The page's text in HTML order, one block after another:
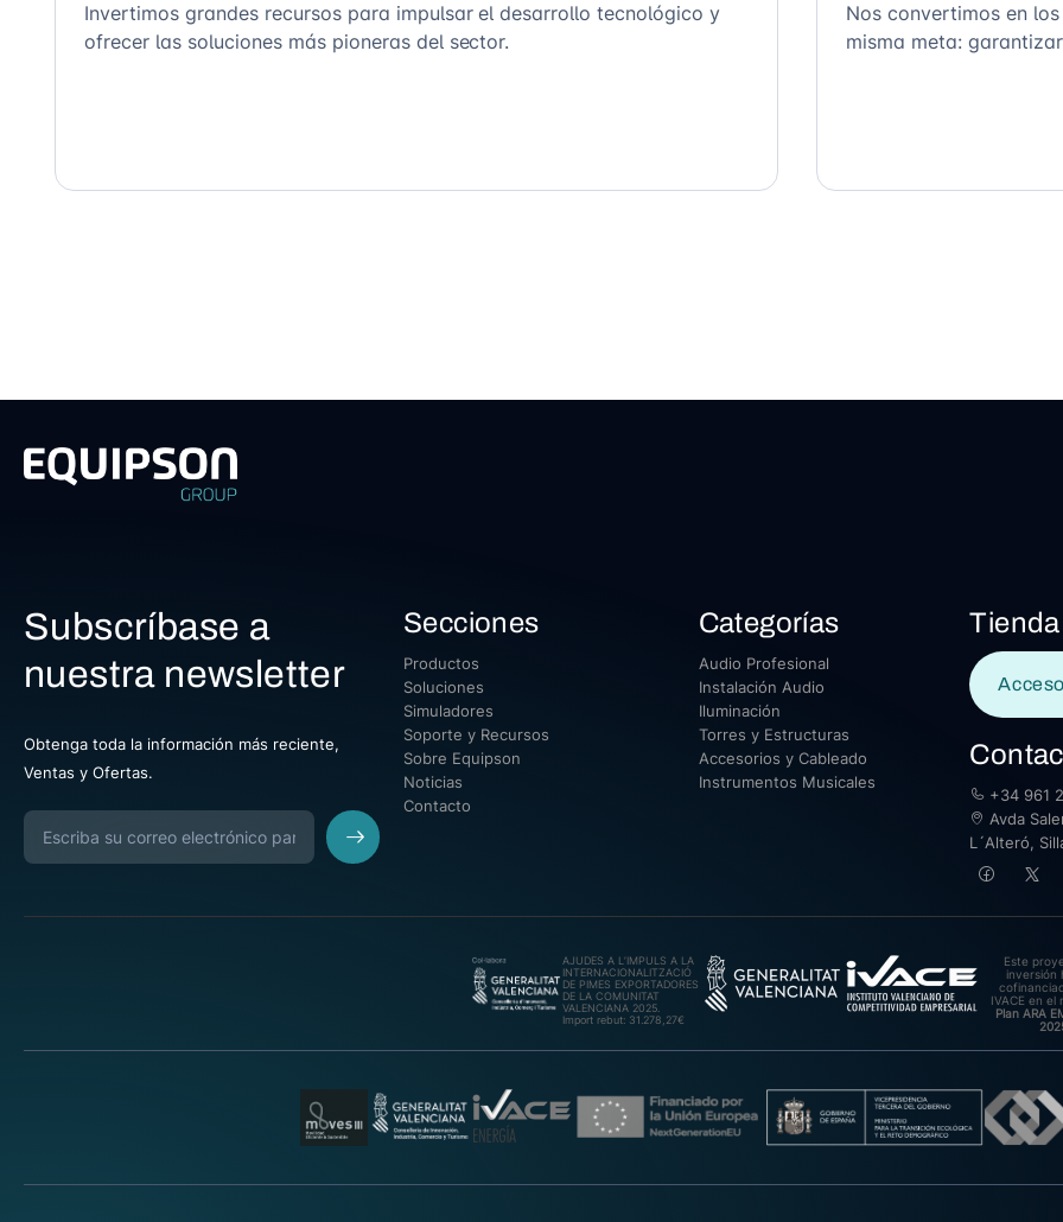
Invertimos grandes recursos para impulsar el desarrollo tecnológico y
ofrecer las soluciones más pioneras del sector.
Nos convertimos en
misma meta:
Subscríbase a
nuestra newsletter
Obtenga toda la información más reciente,
Ventas y Ofertas.
Secciones
Productos
Soluciones
Simuladores
Soporte y Recursos
Sobre Equipson
Noticias
Contacto
Categorías
Audio Profesional
Instalación Audio
Iluminación
Torres y Estructuras
Accesorios y Cableado
Instrumentos Musicales
Tienda
+34 961
Avda
L´Alteró,
AJUDES A L’IMPULS A LA
INTERNACIONALITZACIÓ
DE PIMES EXPORTADORES
DE LA COMUNITAT
VALENCIANA 2025.
Import rebut: 31.278,27€
Este
inversión
IVACE en el
Plan ARA